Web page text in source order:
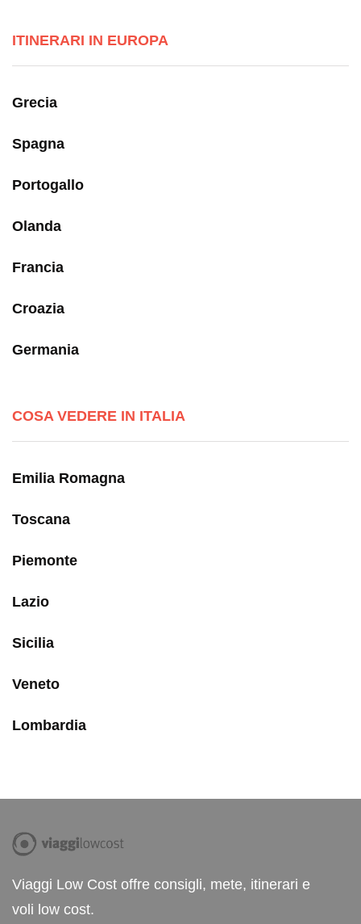
ITINERARI IN EUROPA
Grecia
Spagna
Portogallo
Olanda
Francia
Croazia
Germania
COSA VEDERE IN ITALIA
Emilia Romagna
Toscana
Piemonte
Lazio
Sicilia
Veneto
Lombardia
Viaggi Low Cost offre consigli, mete, itinerari e
voli low cost.